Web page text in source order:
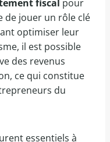
fiscal pour
de jouer un rôle clé
optimiser leur
il est possible
des revenus
ce qui constitue
du
essentiels à